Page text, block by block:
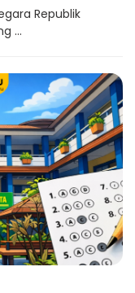
Republik
...